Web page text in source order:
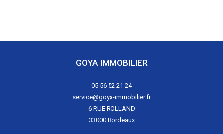
GOYA IMMOBILIER
05 56 52 21 24
service@goya-immobilier.fr
6 RUE ROLLAND
33000
Bordeaux